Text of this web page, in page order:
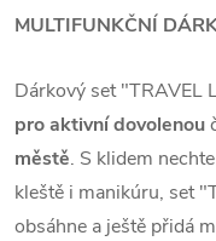
MULTIFUNKČNÍ
Dárkový set "TRAVEL
pro aktivní dovolenou
městě. S klidem
kleště i manikúru, set
obsáhne a ještě přidá